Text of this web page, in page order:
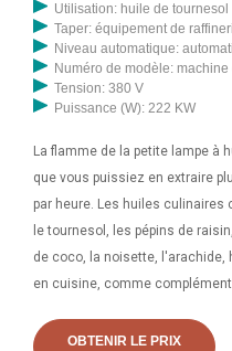
Utilisation: huile de tournesol
Taper: équipement de
Niveau automatique:
Numéro de modèle:
Tension: 380 V
Puissance (W): 222 KW
La flamme de la petite lampe à
que vous puissiez en extraire
par heure. Les huiles
le tournesol, les pépins de
de coco, la noisette, l'arachide,
en cuisine, comme
Usine de prétraitement et de
OBTENIR LE PRIX